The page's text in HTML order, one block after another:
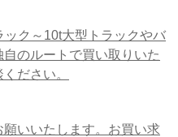
ク～10t大型トラックやバ
のルートで買い取りいた
ださい。
いいたします。お買い求